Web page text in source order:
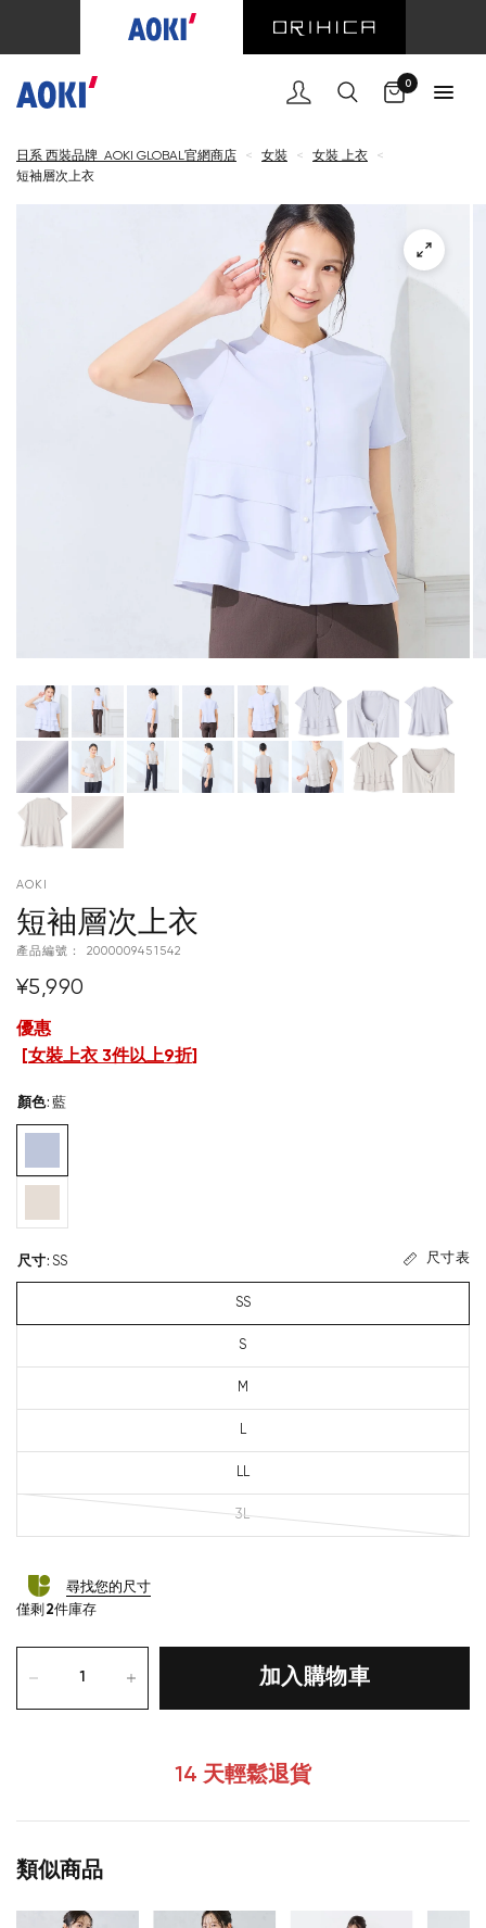
0
日系 西裝品牌 AOKI GLOBAL官網商店 < 女裝 < 女裝 上衣
<
短袖層次上衣
AOKI
短袖層次上衣
產品編號： 2000009451542
¥5,990
優惠
女裝上衣 3件以上9折]
顏色: 藍
尺寸: SS 尺寸表
SS
S
M
L
LL
3L
尋找您的尺寸
僅剩 2件庫存
加入購物車
14 天輕鬆退貨
類似商品
購物車
您的購物車目前是空的。